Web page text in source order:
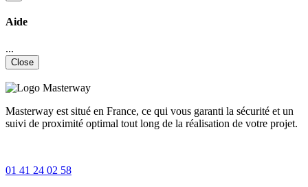
Aide
...
Close
Masterway est situé en France, ce qui vous garanti la sécurité et un
suivi de proximité optimal tout long de la réalisation de votre projet.
01 41 24 02 58